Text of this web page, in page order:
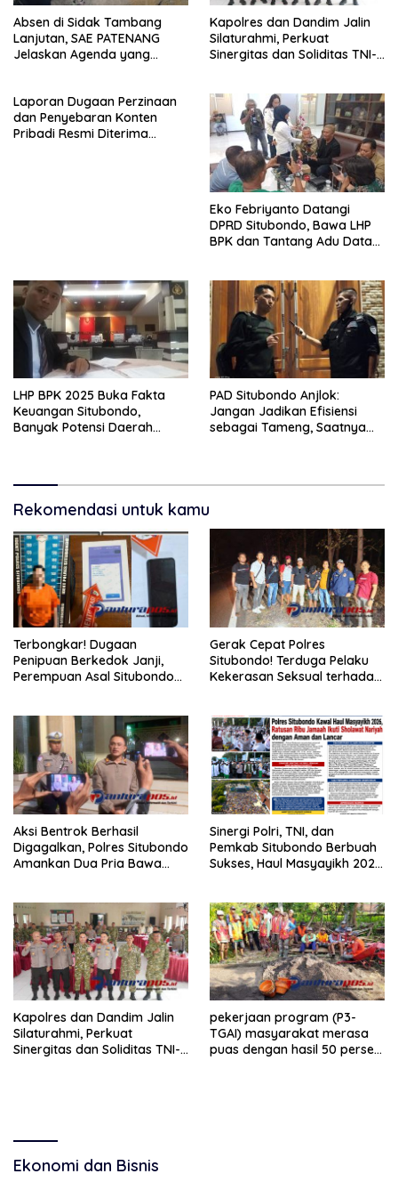
Absen di Sidak Tambang
Lanjutan, SAE PATENANG
Jelaskan Agenda yang
Kapolres dan Dandim Jalin
Silaturahmi, Perkuat
Sinergitas dan Soliditas TNI-
Laporan Dugaan Perzinaan
dan Penyebaran Konten
Pribadi Resmi Diterima
Eko Febriyanto Datangi
DPRD Situbondo, Bawa LHP
BPK dan Tantang Adu Data
LHP BPK 2025 Buka Fakta
Keuangan Situbondo,
Banyak Potensi Daerah
PAD Situbondo Anjlok:
Jangan Jadikan Efisiensi
sebagai Tameng, Saatnya
Rekomendasi untuk kamu
Terbongkar! Dugaan
Penipuan Berkedok Janji,
Perempuan Asal Situbondo
Gerak Cepat Polres
Situbondo! Terduga Pelaku
Kekerasan Seksual terhadap
Aksi Bentrok Berhasil
Digagalkan, Polres Situbondo
Amankan Dua Pria Bawa
Sinergi Polri, TNI, dan
Pemkab Situbondo Berbuah
Sukses, Haul Masyayikh 2026
Jamaah
Kapolres dan Dandim Jalin
Silaturahmi, Perkuat
Sinergitas dan Soliditas TNI-
pekerjaan program (P3-
TGAI) masyarakat merasa
puas dengan hasil 50 persen
Ekonomi dan Bisnis